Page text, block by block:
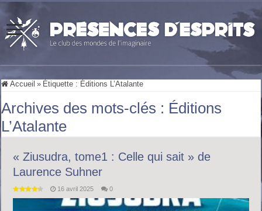
Accueil » Étiquette : Éditions L’Atalante
Archives des mots-clés : Éditions
L’Atalante
« Ziusudra, tome1 : Celle qui sait » de
Laurence Suhner
16 avril 2025 0